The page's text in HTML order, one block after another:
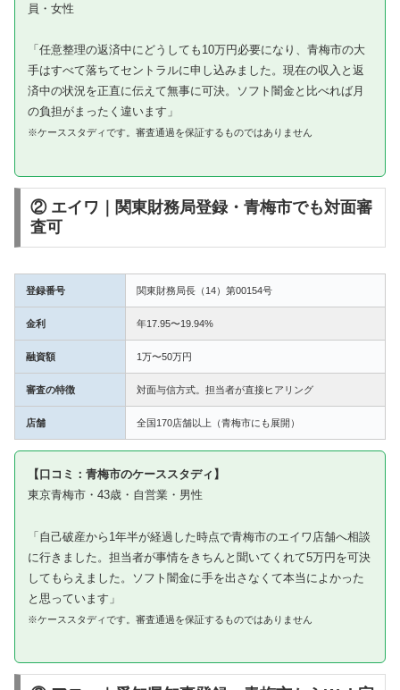
員・女性
「任意整理の返済中にどうしても10万円必要になり、青梅市の大
手はすべて落ちてセントラルに申し込みました。現在の収入と返
済中の状況を正直に伝えて無事に可決。ソフト闇金と比べれば月
の負担がまったく違います」
※ケーススタディです。審査通過を保証するものではありません
② エイワ｜関東財務局登録・青梅市でも対面審
査可
登録番号 関東財務局長（14）第00154号
金利 年17.95〜19.94%
融資額 1万〜50万円
審査の特徴 対面与信方式。担当者が直接ヒアリング
店舗 全国170店舗以上（青梅市にも展開）
【口コミ：青梅市のケーススタディ】
東京青梅市・43歳・自営業・男性
「自己破産から1年半が経過した時点で青梅市のエイワ店舗へ相談
に行きました。担当者が事情をきちんと聞いてくれて5万円を可決
してもらえました。ソフト闇金に手を出さなくて本当によかった
と思っています」
※ケーススタディです。審査通過を保証するものではありません